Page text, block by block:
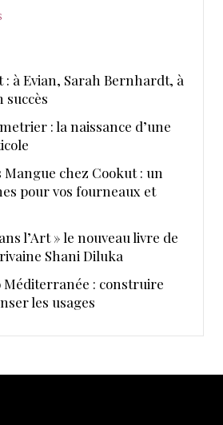
à Evian, Sarah Bernhardt, à
succès
: la naissance d’une
Mangue chez Cookut : un
pour vos fourneaux et
l’Art » le nouveau livre de
Shani Diluka
Méditerranée : construire
les usages